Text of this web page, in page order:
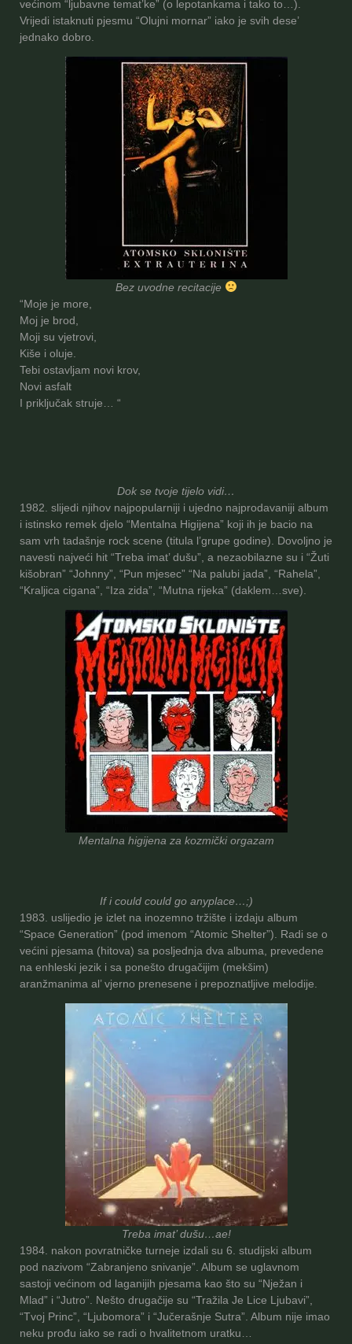
većinom “ljubavne temat’ke” (o lepotankama i tako to…).
Vrijedi istaknuti pjesmu “Olujni mornar” iako je svih dese’
jednako dobro.
Bez uvodne recitacije
“Moje je more,
Moj je brod,
Moji su vjetrovi,
Kiše i oluje.
Tebi ostavljam novi krov,
Novi asfalt
I priključak struje… “
Dok se tvoje tijelo vidi…
1982. slijedi njihov najpopularniji i ujedno najprodavaniji album
i istinsko remek djelo “Mentalna Higijena” koji ih je bacio na
sam vrh tadašnje rock scene (titula l’grupe godine). Dovoljno je
navesti najveći hit “Treba imat’ dušu”, a nezaobilazne su i “Žuti
kišobran” “Johnny”, “Pun mjesec” “Na palubi jada”, “Rahela”,
“Kraljica cigana”, “Iza zida”, “Mutna rijeka” (daklem…sve).
Mentalna higijena za kozmički orgazam
If i could could go anyplace…;)
1983. uslijedio je izlet na inozemno tržište i izdaju album
“Space Generation” (pod imenom “Atomic Shelter”). Radi se o
većini pjesama (hitova) sa posljednja dva albuma, prevedene
na enhleski jezik i sa ponešto drugačijim (mekšim)
aranžmanima al’ vjerno prenesene i prepoznatljive melodije.
Treba imat’ dušu…ae!
1984. nakon povratničke turneje izdali su 6. studijski album
pod nazivom “Zabranjeno snivanje”. Album se uglavnom
sastoji većinom od laganijih pjesama kao što su “Nježan i
Mlad” i “Jutro”. Nešto drugačije su “Tražila Je Lice Ljubavi”,
“Tvoj Princ”, “Ljubomora” i “Jučerašnje Sutra”. Album nije imao
neku prođu iako se radi o hvalitetnom uratku…